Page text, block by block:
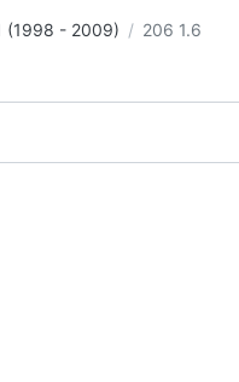
(1998 - 2009) 206 1.6